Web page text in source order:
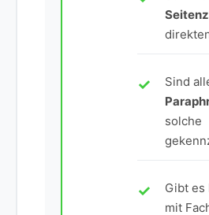
Sind
solche
Gibt es
mit